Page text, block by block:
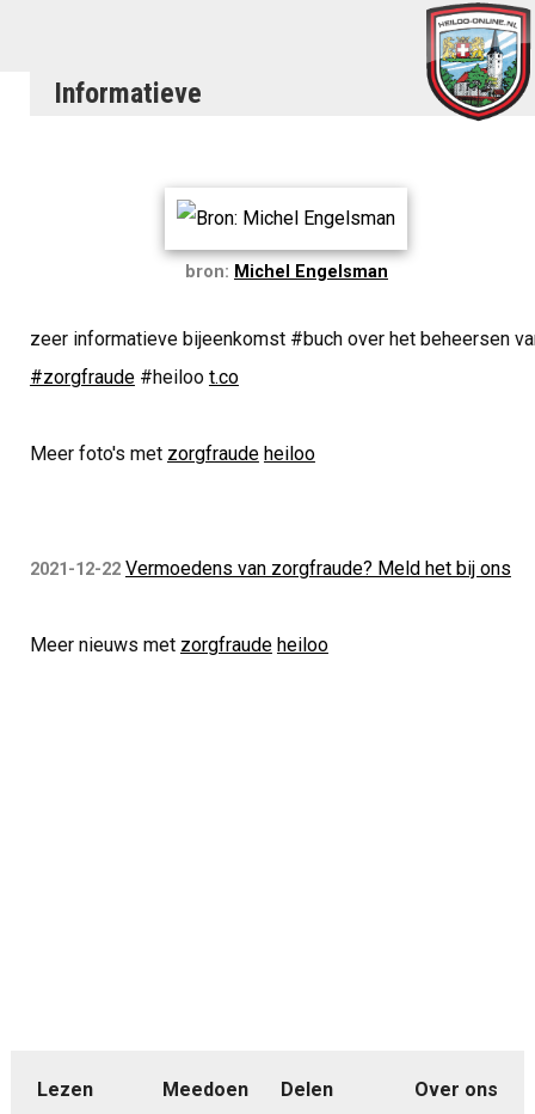
Informatieve
bron: Michel Engelsman
zeer informatieve bijeenkomst #buch over het beheersen
#zorgfraude#heiloo t.co
Meer foto's met zorgfraude heiloo
2021-12-22 Vermoedens van zorgfraude? Meld het bij ons
Meer nieuws met zorgfraude heiloo
Lezen
Meedoen
Delen
Over ons